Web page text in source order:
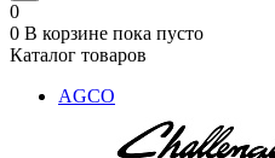
0
0 В корзине пока пусто
Каталог товаров
AGCO